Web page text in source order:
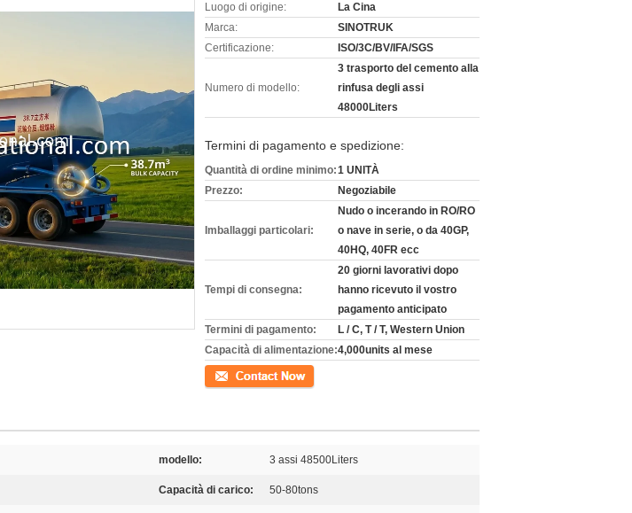
Luogo di origine:
La Cina
Marca:
SINOTRUK
Certificazione:
ISO/3C/BV/IFA/SGS
Numero di modello:
3 trasporto del cemento alla
rinfusa degli assi
48000Liters
Termini di pagamento e spedizione:
Quantità di ordine minimo:1 UNITÀ
Prezzo:
Negoziabile
Imballaggi particolari:
Nudo o incerando in RO/RO
o nave in serie, o da 40GP,
40HQ, 40FR ecc
Tempi di consegna:
20 giorni lavorativi dopo
hanno ricevuto il vostro
pagamento anticipato
Termini di pagamento:
L / C, T / T, Western Union
Capacità di alimentazione:4,000units al mese
Contatto
modello: 3 assi 48500Liters
Capacità di carico: 50-80tons